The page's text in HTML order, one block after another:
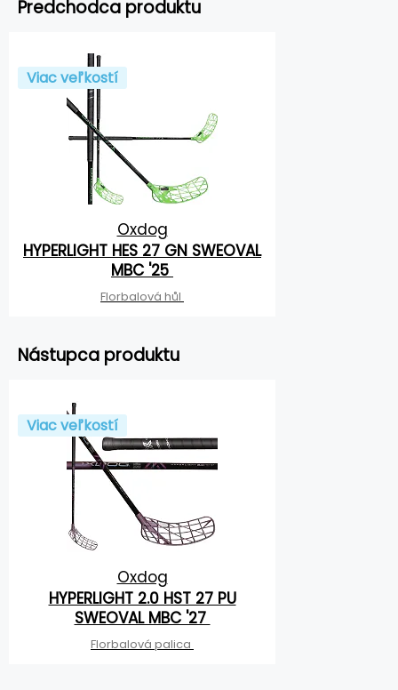
Predchodca produktu
Viac veľkostí
Oxdog
HYPERLIGHT HES 27 GN SWEOVAL
MBC '25
Florbalová hůl
Nástupca produktu
Viac veľkostí
Oxdog
HYPERLIGHT 2.0 HST 27 PU
SWEOVAL MBC '27
Florbalová palica